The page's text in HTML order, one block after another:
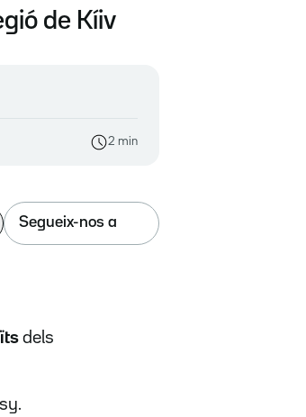
de Kíiv
2 min
Segueix-nos a
dels